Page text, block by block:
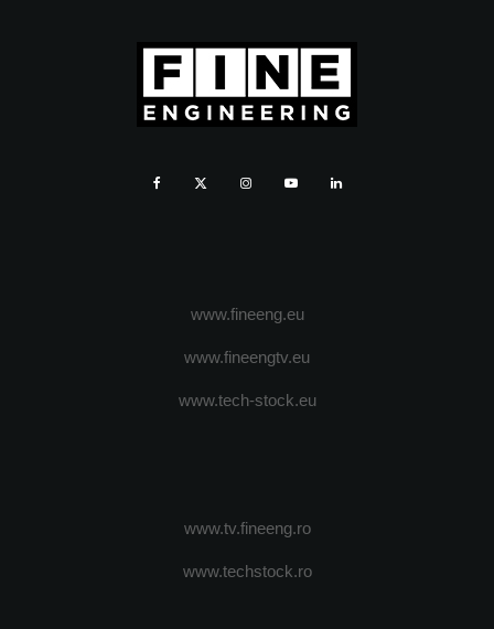
www.fineeng.eu
www.fineengtv.eu
www.tech-stock.eu
www.tv.fineeng.ro
www.techstock.ro